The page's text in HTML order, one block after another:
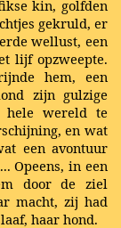
kin, golfden
gekruld, er
wellust, een
lijf opzweepte.
hem, een
zijn gulzige
wereld te
en wat
een avontuur
Opeens, in een
door de ziel
macht, zij had
haar hond.